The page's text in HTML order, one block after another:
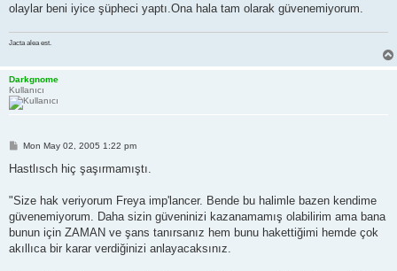
olaylar beni iyice şüpheci yaptı.Ona hala tam olarak güvenemiyorum.
Jacta alea est.
Darkgnome
Kullanıcı
P
s
Mon May 02, 2005 1:22 pm
Hastlısch hiç şaşırmamıştı.
"Size hak veriyorum Freya imp'lancer. Bende bu halimle bazen kendime
güvenemiyorum. Daha sizin güveninizi kazanamamış olabilirim ama bana
bunun için ZAMAN ve şans tanırsanız hem bunu hakettiğimi hemde çok
akıllıca bir karar verdiğinizi anlayacaksınız.